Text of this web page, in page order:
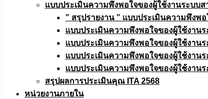
แบบประเมินความพึงพอใจของผู้ใช้งานระบบส
” สรุปรายงาน ” แบบประเมินความพึงพ
แบบประเมินความพึงพอใจของผู้ใช้งาน
แบบประเมินความพึงพอใจของผู้ใช้งาน
แบบประเมินความพึงพอใจของผู้ใช้งาน
แบบประเมินความพึงพอใจของผู้ใช้งาน
สรุปผลการประเมินคุณ ITA 2568
หน่วยงานภายใน